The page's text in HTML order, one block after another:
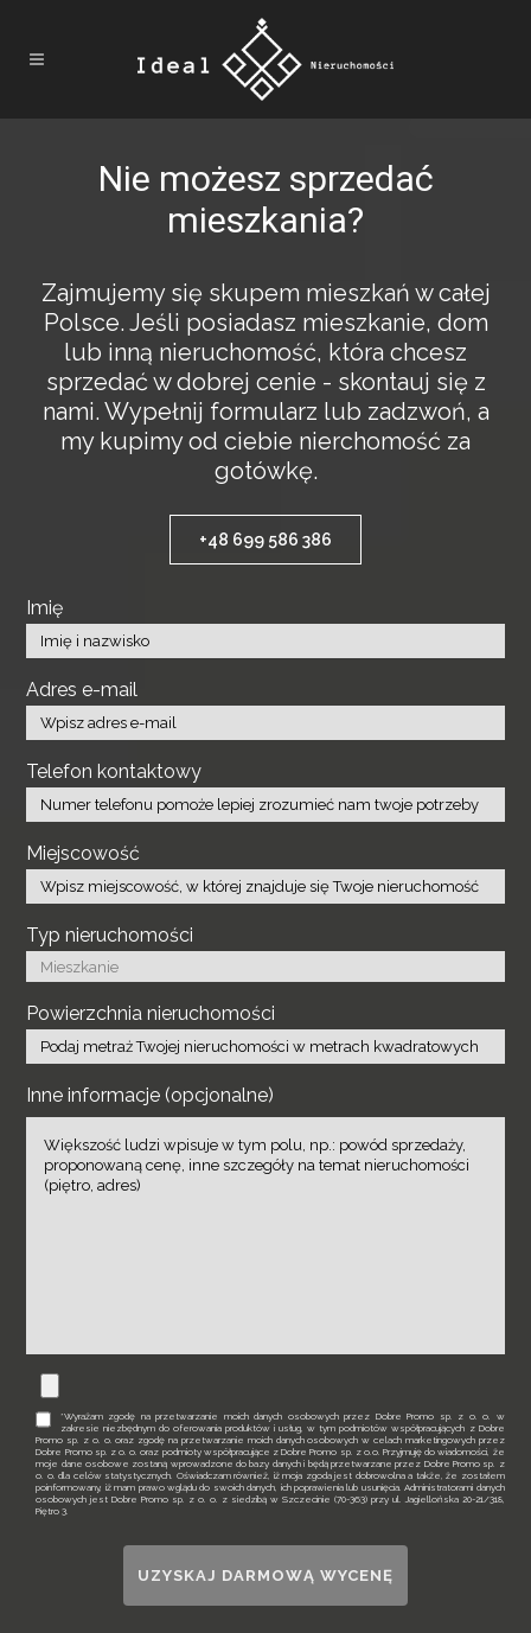
Nie możesz sprzedać
mieszkania?
Zajmujemy się skupem mieszkań w całej
Polsce. Jeśli posiadasz mieszkanie, dom
lub inną nieruchomość, która chcesz
sprzedać w dobrej cenie - skontauj się z
nami. Wypełnij formularz lub zadzwoń, a
my kupimy od ciebie nierchomość za
gotówkę.
+48 699 586 386
Imię
Adres e-mail
Telefon kontaktowy
Miejscowość
Typ nieruchomości
Powierzchnia nieruchomości
Inne informacje (opcjonalne)
*Wyrażam zgodę na przetwarzanie moich danych osobowych przez Dobre Promo sp. z o. o. w
zakresie niezbędnym do oferowania produktów i usług, w tym podmiotów współpracujących z Dobre
Promo sp. z o. o. oraz zgodę na przetwarzanie moich danych osobowych w celach marketingowych przez
Dobre Promo sp. z o. o. oraz podmioty współpracujące z Dobre Promo sp. z o.o. Przyjmuję do wiadomości, że
moje dane osobowe zostaną wprowadzone do bazy danych i będą przetwarzane przez Dobre Promo sp. z
o. o. dla celów statystycznych. Oświadczam również, iż moja zgoda jest dobrowolna a także, że zostałem
poinformowany, iż mam prawo wglądu do swoich danych, ich poprawienia lub usunięcia. Administratorami danych
osobowych jest Dobre Promo sp. z o. o. z siedzibą w Szczecinie (70-363) przy ul. Jagiellońska 20-21/318,
Piętro 3.